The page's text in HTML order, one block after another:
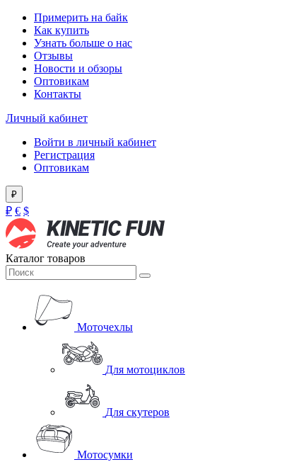
Примерить на байк
Как купить
Узнать больше о нас
Отзывы
Новости и обзоры
Оптовикам
Контакты
Личный кабинет
Войти в личный кабинет
Регистрация
Оптовикам
₽
₽ € $
Каталог товаров
Моточехлы
Для мотоциклов
Для скутеров
Мотосумки